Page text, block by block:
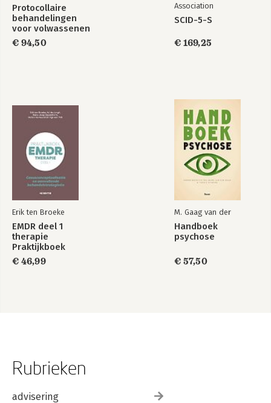
Protocollaire
behandelingen
voor volwassenen
met psychische
klachten 1
€ 94,50
Association
SCID-5-S
€ 169,25
Erik ten Broeke
EMDR deel 1
therapie
Praktijkboek
€ 46,99
M. Gaag van der
Handboek
psychose
€ 57,50
Rubrieken
advisering